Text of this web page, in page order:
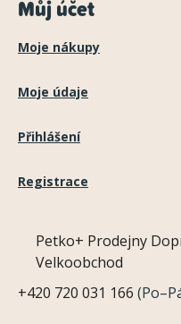
Můj účet
Moje nákupy
Moje údaje
Přihlášení
Registrace
Petko+ Prodejny
Velkoobchod
+420 720 031 166